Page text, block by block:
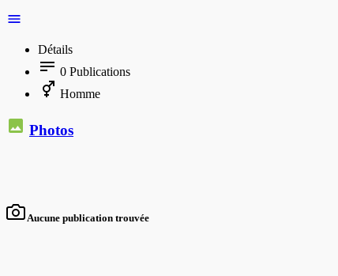
Détails
0 Publications
Homme
Photos
Aucune publication trouvée